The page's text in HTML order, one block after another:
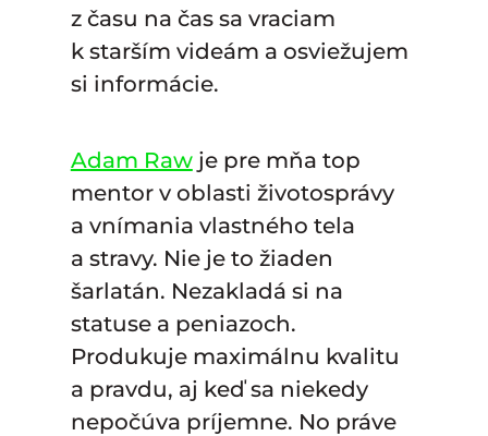
z času na čas sa vraciam
k starším videám a osviežujem
si informácie.
Adam Rawje pre mňa top
mentor v oblasti životosprávy
a vnímania vlastného tela
a stravy. Nie je to žiaden
šarlatán. Nezakladá si na
statuse a peniazoch.
Produkuje maximálnu kvalitu
a pravdu, aj keď sa niekedy
nepočúva príjemne. No práve